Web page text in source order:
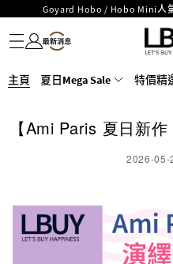
Goyard Hobo / Hobo Mini人
LBuy呈獻 - Hermès 及 Chanel
LBuy Nintendo Switch / Nintendo
重要通告：銀行轉
LBuy MEGA SALE 精
名牌服飾
潮流服飾
童裝
護膚美妝
香水香薰
個人護理
母嬰護理
遊戲及精品玩具
文儀用品
家居生活
電子產品
美食
醫藥保健
運動與戶外用品
主頁 夏日Mega Sale 特價精
【Ami Paris 夏日新作
2026-05-